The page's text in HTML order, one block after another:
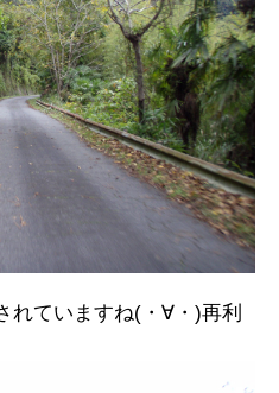
れていますね(・∀・)再利